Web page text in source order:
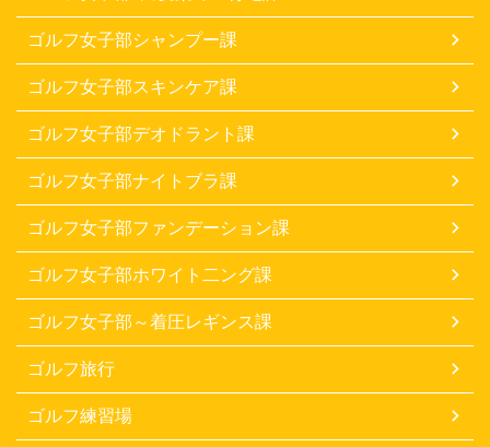
ゴルフ女子部シャンプー課
ゴルフ女子部スキンケア課
ゴルフ女子部デオドラント課
ゴルフ女子部ナイトブラ課
ゴルフ女子部ファンデーション課
ゴルフ女子部ホワイト二ング課
ゴルフ女子部～着圧レギンス課
ゴルフ旅行
ゴルフ練習場